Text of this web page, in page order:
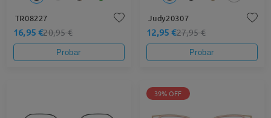
TR08227
16,95 €20,95 €
Probar
Judy20307
12,95 €27,95 €
Probar
39% OFF